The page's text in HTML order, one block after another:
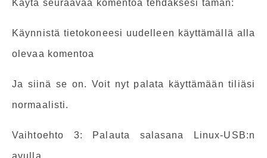
Käytä seuraavaa komentoa tehdäksesi tämän:
Käynnistä tietokoneesi uudelleen käyttämällä alla
olevaa komentoa
Ja siinä se on. Voit nyt palata käyttämään tiliäsi
normaalisti.
Vaihtoehto 3: Palauta salasana Linux-USB:n
avulla